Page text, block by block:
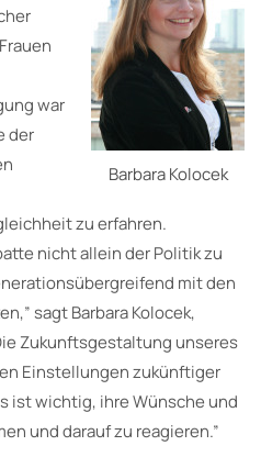
Barbara Kolocek
war
der
zu erfahren.
nicht allein der Politik zu
mit den
sagt Barbara Kolocek,
Zukunftsgestaltung unseres
Einstellungen zukünftiger
ist wichtig, ihre Wünsche und
und darauf zu reagieren.”